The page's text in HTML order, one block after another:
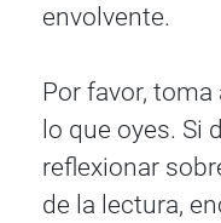
envolvente.
Por favor,
lo que oyes. Si
reflexionar
de la lectura,